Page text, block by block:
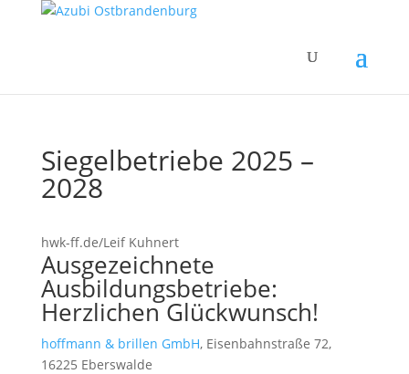
Siegelbetriebe 2025 –
2028
hwk-ff.de/Leif Kuhnert
Ausgezeichnete
Ausbildungsbetriebe:
Herzlichen Glückwunsch!
hoffmann & brillen GmbH, Eisenbahnstraße 72,
16225 Eberswalde